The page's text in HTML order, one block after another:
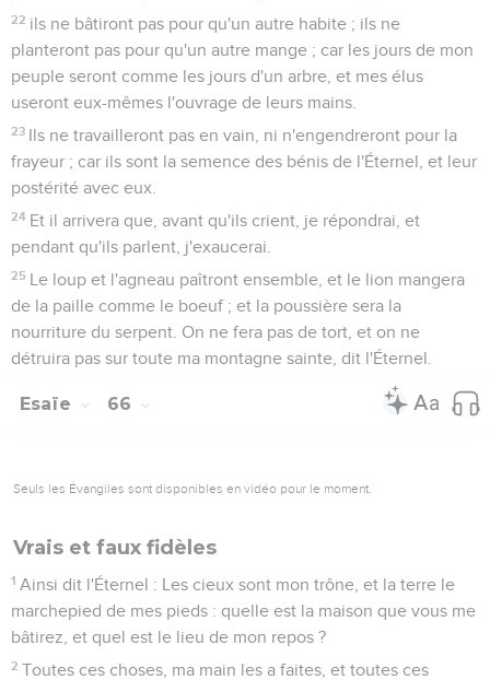
22 ils ne bâtiront pas pour qu'un autre habite ; ils ne
planteront pas pour qu'un autre mange ; car les jours de mon
peuple seront comme les jours d'un arbre, et mes élus
useront eux-mêmes l'ouvrage de leurs mains.
23 Ils ne travailleront pas en vain, ni n'engendreront pour la
frayeur ; car ils sont la semence des bénis de l'Éternel, et leur
postérité avec eux.
24 Et il arrivera que, avant qu'ils crient, je répondrai, et
pendant qu'ils parlent, j'exaucerai.
25 Le loup et l'agneau paîtront ensemble, et le lion mangera
de la paille comme le boeuf ; et la poussière sera la
nourriture du serpent. On ne fera pas de tort, et on ne
détruira pas sur toute ma montagne sainte, dit l'Éternel.
Esaïe 66
Seuls les Évangiles sont disponibles en vidéo pour le moment.
Vrais et faux fidèles
1 Ainsi dit l'Éternel : Les cieux sont mon trône, et la terre le
marchepied de mes pieds : quelle est la maison que vous me
bâtirez, et quel est le lieu de mon repos ?
2 Toutes ces choses, ma main les a faites, et toutes ces